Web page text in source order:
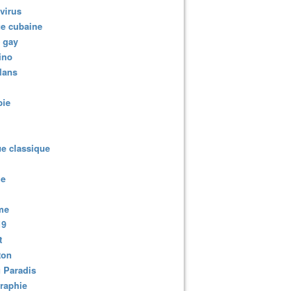
cubaine
gay
classique
Paradis